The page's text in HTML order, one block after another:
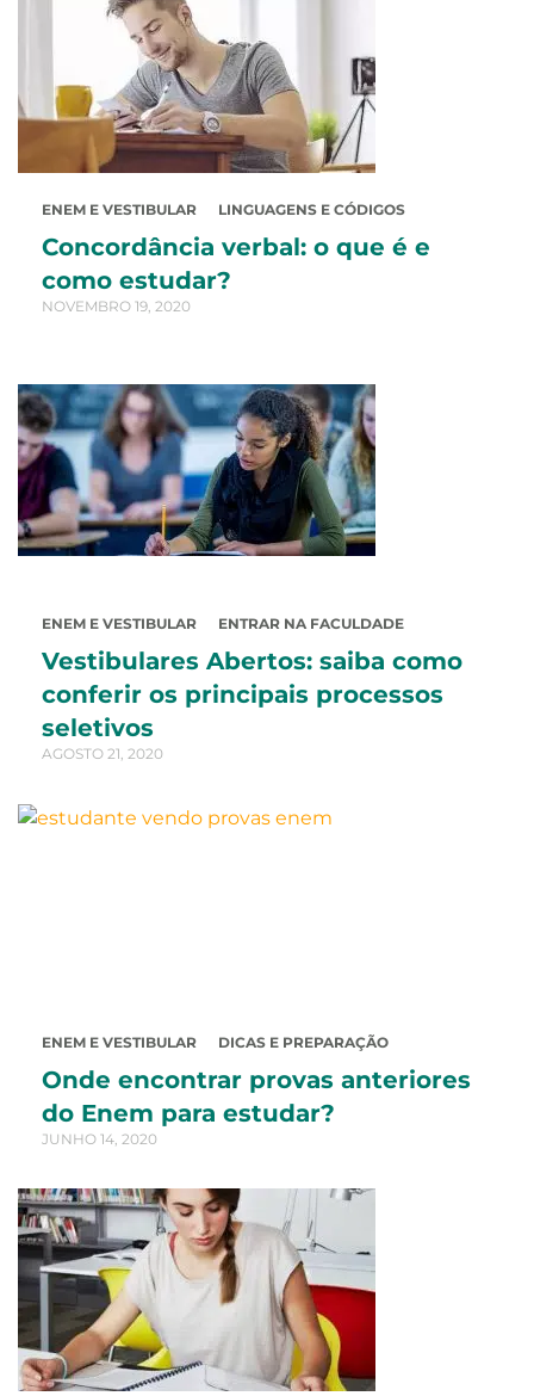
ENEM E VESTIBULAR LINGUAGENS E CÓDIGOS
Concordância verbal: o que é e
como estudar?
NOVEMBRO 19, 2020
ENEM E VESTIBULAR ENTRAR NA FACULDADE
Vestibulares Abertos: saiba como
conferir os principais processos
seletivos
AGOSTO 21, 2020
ENEM E VESTIBULAR DICAS E PREPARAÇÃO
Onde encontrar provas anteriores
do Enem para estudar?
JUNHO 14, 2020